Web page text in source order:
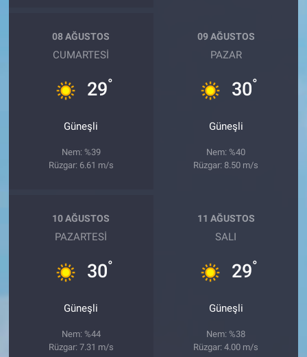
08 AĞUSTOS
CUMARTESI
29°
Güneşli
Nem: %39
Rüzgar: 6.61 m/s
09 AĞUSTOS
PAZAR
30°
Güneşli
Nem: %40
Rüzgar: 8.50 m/s
10 AĞUSTOS
PAZARTESI
30°
Güneşli
Nem: %44
Rüzgar: 7.31 m/s
11 AĞUSTOS
SALI
29°
Güneşli
Nem: %38
Rüzgar: 4.00 m/s